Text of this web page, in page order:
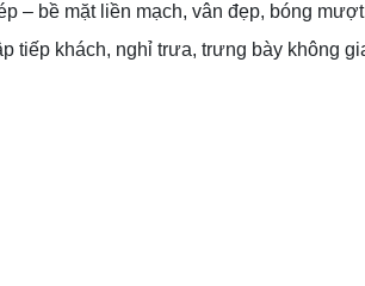
– bề mặt liền mạch, vân đẹp, bóng mượt
tiếp khách, nghỉ trưa, trưng bày không